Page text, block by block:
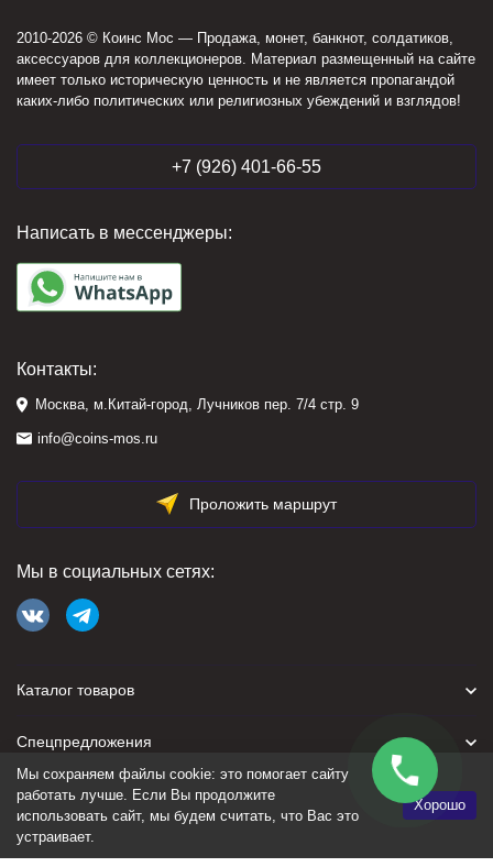
2010-2026 © Коинс Мос — Продажа, монет, банкнот, солдатиков,
аксессуаров для коллекционеров. Материал размещенный на сайте
имеет только историческую ценность и не является пропагандой
каких-либо политических или религиозных убеждений и взглядов!
+7 (926) 401-66-55
Написать в мессенджеры:
Контакты:
Москва, м.Китай-город, Лучников пер. 7/4 стр. 9
info@coins-mos.ru
Проложить маршрут
Мы в социальных сетях:
Каталог товаров
Спецпредложения
Для покупателя
Политика персональных данных
Мы сохраняем файлы cookie: это помогает сайту
работать лучше. Если Вы продолжите
использовать сайт, мы будем считать, что Вас это
устраивает.
Хорошо